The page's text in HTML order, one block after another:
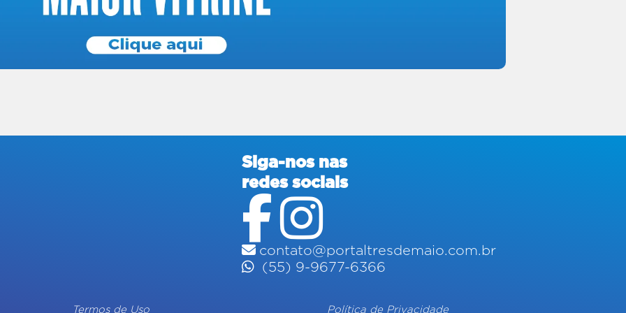
Siga-nos nas
redes sociais
contato@portaltresdemaio.com.br
(55) 9-9677-6366
Termos de Uso Política de Privacidade